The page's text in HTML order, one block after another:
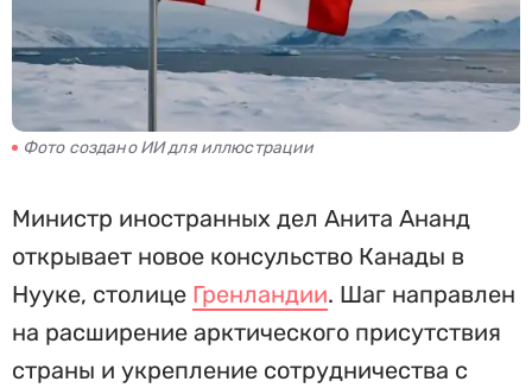
Фото создано ИИ для иллюстрации
Министр иностранных дел Анита Ананд
открывает новое консульство Канады в
Нууке, столице Гренландии. Шаг направлен
на расширение арктического присутствия
страны и укрепление сотрудничества с